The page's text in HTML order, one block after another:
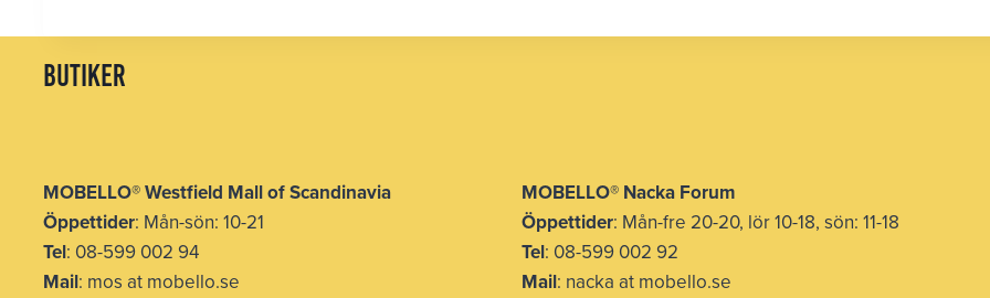
butiker
MOBELLO®Westfield Mall of Scandinavia
Öppettider: Mån-sön: 10-21
Tel: 08-599 002 94
Mail: mos at mobello.se
MOBELLO® Nacka Forum
Öppettider: Mån-fre 20-20, lör 10-18, sön: 11-18
Tel: 08-599 002 92
Mail: nacka at mobello.se